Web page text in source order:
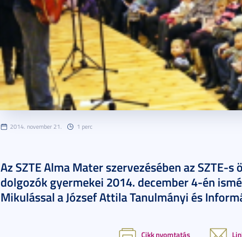
2014. november 21. 1 perc
Az SZTE Alma Mater szervezésében az SZTE-
dolgozók gyermekei 2014. december 4-én
Mikulással a József Attila Tanulmányi és
Cikk nyomtatás